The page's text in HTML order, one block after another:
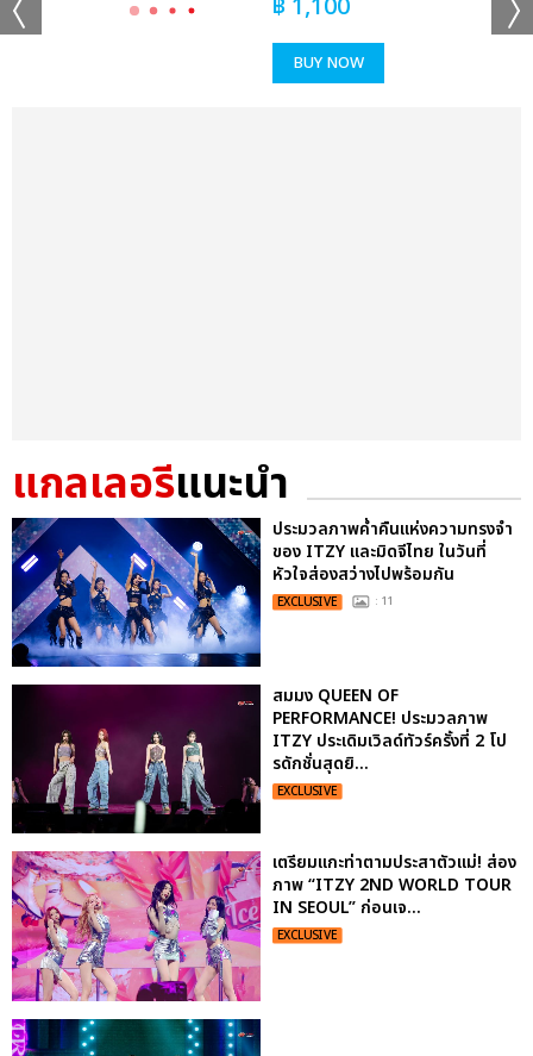
BUY NOW
แกลเลอรีแนะนำ
ประมวลภาพค่ำคืนแห่งความทรงจำ
ของ ITZY และมิดจีไทย ในวันที่
หัวใจส่องสว่างไปพร้อมกัน
EXCLUSIVE : 11
สมมง QUEEN OF
PERFORMANCE! ประมวลภาพ
ITZY ประเดิมเวิลด์ทัวร์ครั้งที่ 2 โป
รดักชั่นสุดยิ...
EXCLUSIVE
เตรียมแกะท่าตามประสาตัวแม่! ส่อง
ภาพ “ITZY 2ND WORLD TOUR
IN SEOUL” ก่อนเจ...
EXCLUSIVE